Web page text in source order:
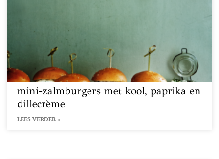
mini-zalmburgers met kool, paprika en
dillecrème
LEES VERDER »